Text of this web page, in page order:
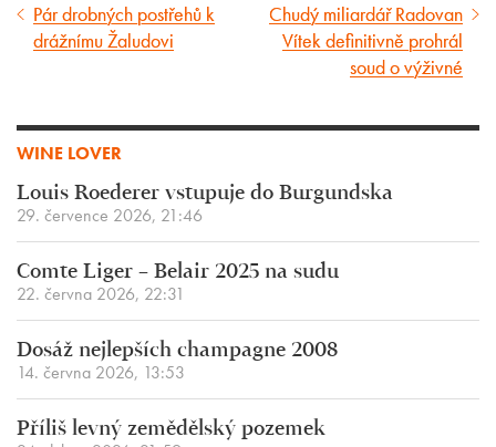
Předcházející
článek
Pár drobných postřehů k
drážnímu Žaludovi
Následující
článek
Chudý miliardář Radovan
Vítek definitivně prohrál
soud o výživné
WINE LOVER
Louis Roederer vstupuje do Burgundska
29. července 2026, 21:46
Comte Liger – Belair 2025 na sudu
22. června 2026, 22:31
Dosáž nejlepších champagne 2008
14. června 2026, 13:53
Příliš levný zemědělský pozemek